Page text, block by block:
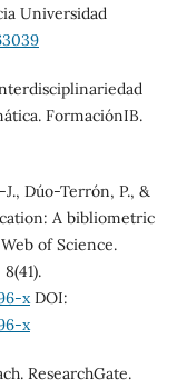
Universidad
FormaciónIB.
Dúo-Terrón, P., &
A bibliometric
of Science.
xDOI:
x
ResearchGate.